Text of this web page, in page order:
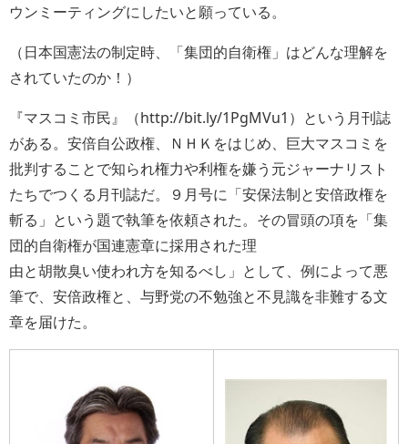
ウンミーティングにしたいと願っている。
（日本国憲法の制定時、「集団的自衛権」はどんな理解を
されていたのか！）
『マスコミ市民』（http://bit.ly/1PgMVu1）という月刊誌
がある。安倍自公政権、ＮＨＫをはじめ、巨大マスコミを
批判することで知られ権力や利権を嫌う元ジャーナリスト
たちでつくる月刊誌だ。９月号に「安保法制と安倍政権を
斬る」という題で執筆を依頼された。その冒頭の項を「集
団的自衛権が国連憲章に採用された理
由と胡散臭い使われ方を知るべし」として、例によって悪
筆で、安倍政権と、与野党の不勉強と不見識を非難する文
章を届けた。